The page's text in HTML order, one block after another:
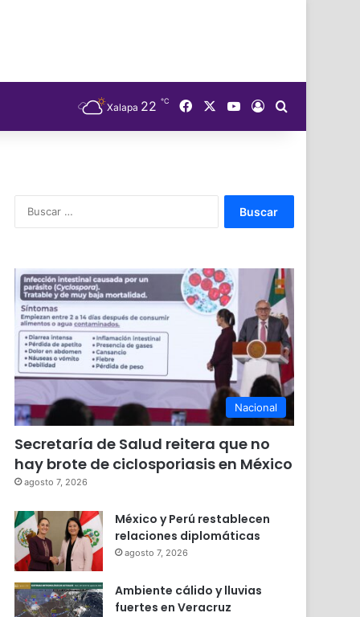
Xalapa 22 ℃ FacebookYouTube
Acceso
Nacional
Secretaría de Salud reitera que no
hay brote de ciclosporiasis en México
agosto 7, 2026
México y Perú restablecen
relaciones diplomáticas
agosto 7, 2026
Ambiente cálido y lluvias
fuertes en Veracruz